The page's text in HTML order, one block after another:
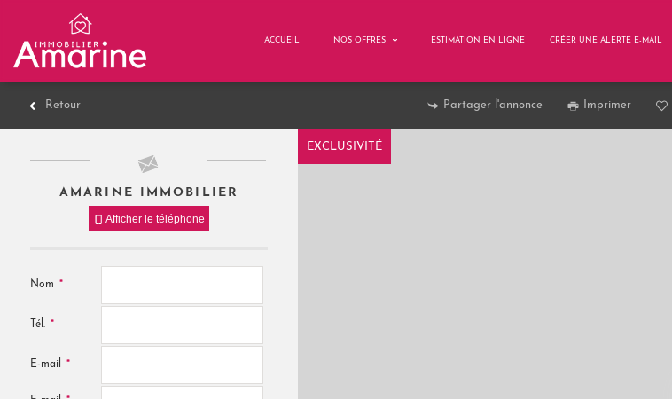
ACCUEIL NOS OFFRES ESTIMATION EN LIGNE CRÉER UNE ALERTE E-MAIL
Retour Partager l'annonce Imprimer
AMARINE IMMOBILIER
Afficher le téléphone
Nom *
Tél. *
E-mail *
EXCLUSIVITÉ